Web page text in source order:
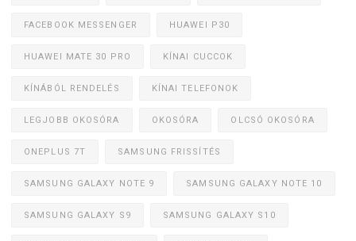
FACEBOOK MESSENGER HUAWEI P30
HUAWEI MATE 30 PRO KÍNAI CUCCOK
KÍNÁBÓL RENDELÉS KÍNAI TELEFONOK
LEGJOBB OKOSÓRA OKOSÓRA OLCSÓ OKOSÓRA
ONEPLUS 7T SAMSUNG FRISSÍTÉS
SAMSUNG GALAXY NOTE 9 SAMSUNG GALAXY NOTE 10
SAMSUNG GALAXY S9 SAMSUNG GALAXY S10